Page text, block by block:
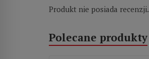
Produkt nie posiada recenzji.
Polecane produkty